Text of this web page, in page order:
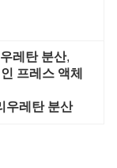
레탄 분산,
프레스 액체
우레탄 분산